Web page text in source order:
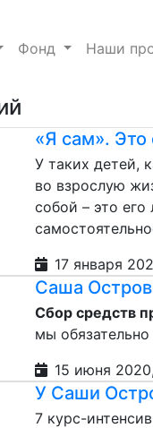
Фонд Наши
«Я сам».
У таких детей,
во взрослую
собой – это его
17 января
Саша
Сбор средств
мы
15 июня
У Саши
7 курс-